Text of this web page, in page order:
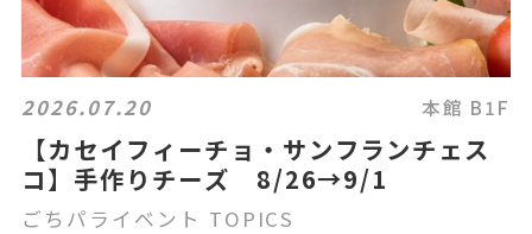
2026.07.20 本館 B1F
【カセイフィーチョ・サンフランチェス
コ】手作りチーズ 8/26→9/1
ごちパライベント TOPICS